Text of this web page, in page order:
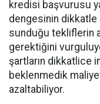
kredisi başvurusu
dengesinin dikkatle
sunduğu tekliflerin
gerektiğini
şartların dikkatlice
beklenmedik
azaltabiliyor.